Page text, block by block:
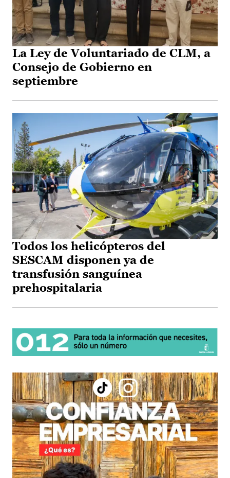
La Ley de Voluntariado de CLM, a
Consejo de Gobierno en
septiembre
Todos los helicópteros del
SESCAM disponen ya de
transfusión sanguínea
prehospitalaria